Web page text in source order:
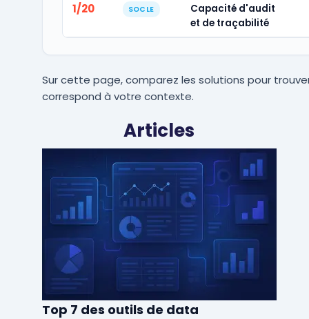
1/20 SOCLE
Capacité d'audit
et de traçabilité
Sur cette page, comparez les solutions pour
correspond à votre contexte.
Articles
Top 7 des outils de data